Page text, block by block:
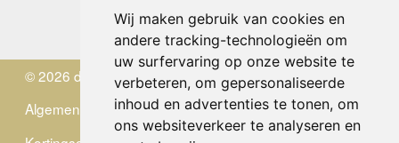
Wij maken gebruik van cookies en
andere tracking-technologieën om
uw surfervaring op onze website te
verbeteren, om gepersonaliseerde
inhoud en advertenties te tonen, om
ons websiteverkeer te analyseren en
Zaterdag
gesloten
Zondag gesloten
© 2026 de Zwerver
Algemene Voorwaarden